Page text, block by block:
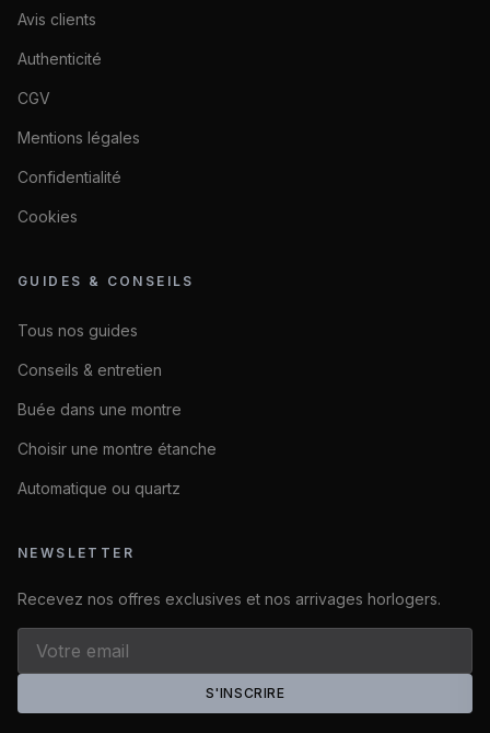
Avis clients
Authenticité
CGV
Mentions légales
Confidentialité
Cookies
GUIDES & CONSEILS
Tous nos guides
Conseils & entretien
Buée dans une montre
Choisir une montre étanche
Automatique ou quartz
NEWSLETTER
Recevez nos offres exclusives et nos arrivages horlogers.
S'INSCRIRE